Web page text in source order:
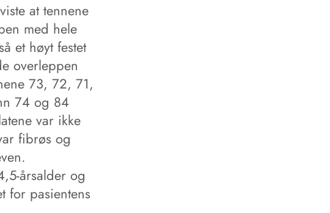
at tennene
med hele
et høyt festet
overleppen
73, 72, 71,
74 og 84
var ikke
fibrøs og
årsalder og
for pasientens